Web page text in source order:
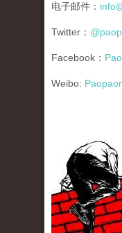
电子邮件：
Twitter：
Facebook：
Weibo: